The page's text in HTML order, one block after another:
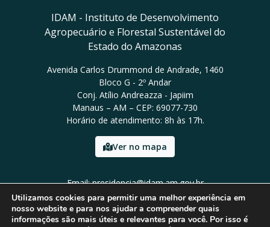
IDAM - Instituto de Desenvolvimento
Agropecuário e Florestal Sustentável do
Estado do Amazonas
Avenida Carlos Drummond de Andrade, 1460
Bloco G - 2º Andar
Conj. Atílio Andreazza - Japiim
Manaus – AM – CEP: 69077-730
Horário de atendimento: 8h às 17h.
Ver no mapa
Email: presidencia@idam.am.gov.br
Tel: (92) 98452-9911
Utilizamos cookies para permitir uma melhor experiência em
nosso website e para nos ajudar a compreender quais
informações são mais úteis e relevantes para você. Por isso é